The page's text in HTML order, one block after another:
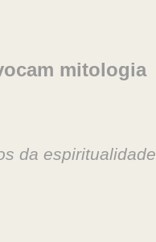
mitologia
da espiritualidade